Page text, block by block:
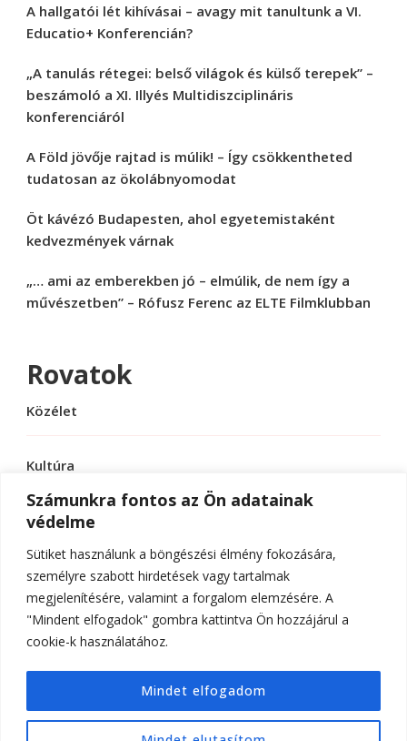
Számunkra fontos az Ön adatainak
védelme
Sütiket használunk a böngészési élmény fokozására,
személyre szabott hirdetések vagy tartalmak
megjelenítésére, valamint a forgalom elemzésére. A
"Mindent elfogadok" gombra kattintva Ön hozzájárul a
cookie-k használatához.
Mindet elfogadom
A hallgatói lét kihívásai – avagy mit tanultunk a VI.
Educatio+ Konferencián?
„A tanulás rétegei: belső világok és külső terepek” –
beszámoló a XI. Illyés Multidiszciplináris
konferenciáról
A Föld jövője rajtad is múlik! – Így csökkentheted
tudatosan az ökolábnyomodat
Öt kávézó Budapesten, ahol egyetemistaként
kedvezmények várnak
„… ami az emberekben jó – elmúlik, de nem így a
művészetben” – Rófusz Ferenc az ELTE Filmklubban
Rovatok
Közélet
Kultúra
Sport
Tudomány
© Szerzői jog 2026ELTE Online
fenntartva.Hello Fashion | FejlesztetteBlossom
Themes.Készítette: WordPress